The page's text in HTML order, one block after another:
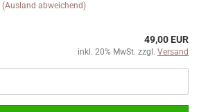
(Ausland abweichend)
49,00 EUR
inkl. 20% MwSt. zzgl. Versand